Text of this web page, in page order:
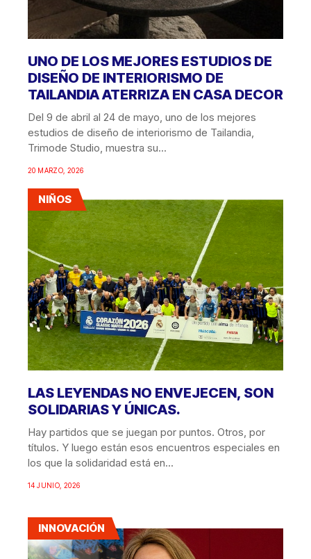
UNO DE LOS MEJORES ESTUDIOS DE
DISEÑO DE INTERIORISMO DE
TAILANDIA ATERRIZA EN CASA DECOR
Del 9 de abril al 24 de mayo, uno de los mejores
estudios de diseño de interiorismo de Tailandia,
Trimode Studio, muestra su...
20 MARZO, 2026
NIÑOS
LAS LEYENDAS NO ENVEJECEN, SON
SOLIDARIAS Y ÚNICAS.
Hay partidos que se juegan por puntos. Otros, por
títulos. Y luego están esos encuentros especiales en
los que la solidaridad está en...
14 JUNIO, 2026
INNOVACIÓN